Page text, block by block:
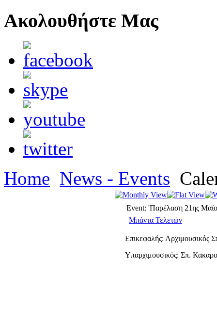
Ακολουθήστε Μας
Home News - Events
Event: 'Παρέλαση 21ης
Μπάντα Τελετών
Επικεφαλής: Αρχιμουσικός
Υπαρχιμουσικός: Σπ.